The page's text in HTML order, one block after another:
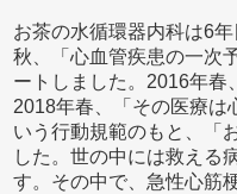
お茶の水循環器内科は6
秋、「心血管疾患の一次
ートしました。2016年春
2018年春、「その医療は
いう行動規範のもと、「
した。世の中には救える
す。その中で、急性心筋